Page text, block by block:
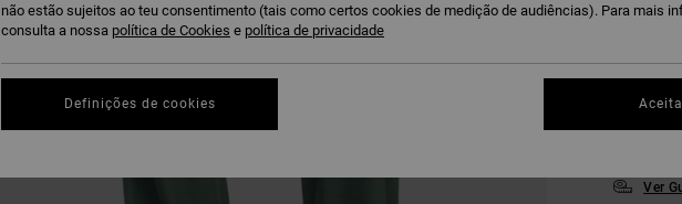
24
30
Ver
não estão sujeitos ao teu consentimento (tais como certos cookies de medição de audiências). Para mais
consulta a nossa política de Cookies e política de privacidade
Definições de cookies